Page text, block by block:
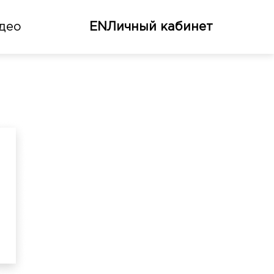
ENЛичный кабинет